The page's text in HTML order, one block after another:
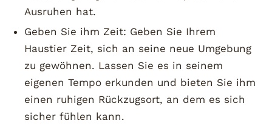
Ausruhen hat.
Geben Sie ihm Zeit: Geben Sie Ihrem
Haustier Zeit, sich an seine neue Umgebung
zu gewöhnen. Lassen Sie es in seinem
eigenen Tempo erkunden und bieten Sie ihm
einen ruhigen Rückzugsort, an dem es sich
sicher fühlen kann.